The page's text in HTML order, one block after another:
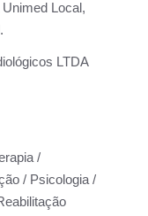
Unimed Local,
LTDA
/
/ Psicologia /